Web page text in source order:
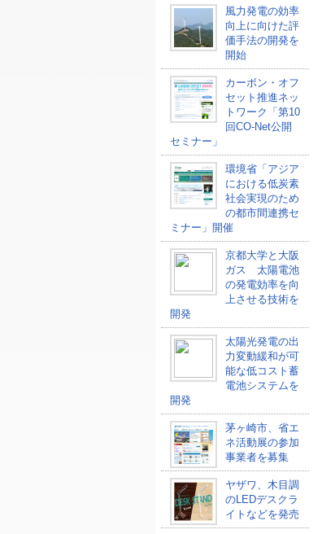
風力発電の効率
向上に向けた評
価手法の開発を
開始
カーボン・オフ
セット推進ネッ
トワーク「第10
回CO-Net公開
セミナー」
環境省「アジア
における低炭素
社会実現のため
の都市間連携セ
ミナー」開催
京都大学と大阪
ガス 太陽電池
の発電効率を向
上させる技術を
開発
太陽光発電の出
力変動緩和が可
能な低コスト蓄
電池システムを
開発
茅ヶ崎市、省エ
ネ活動展の参加
事業者を募集
ヤザワ、木目調
のLEDデスクラ
イトなどを発売